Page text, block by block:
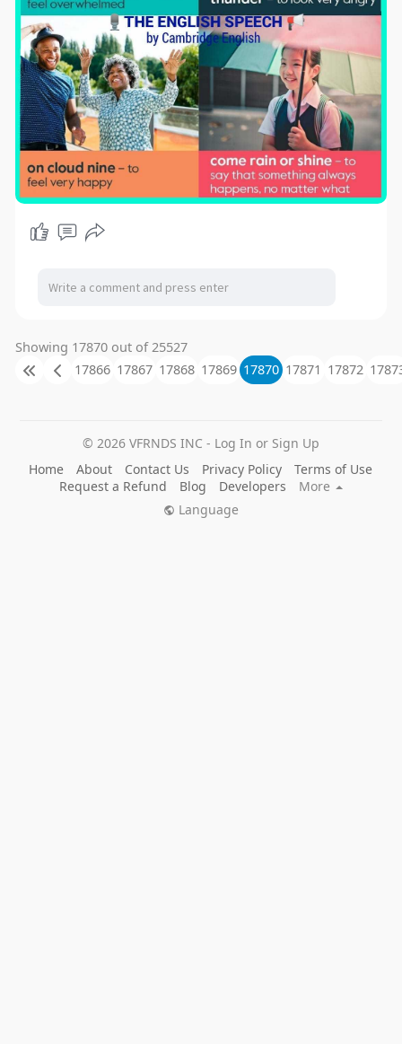
Showing 17870 out of 25527
17866 17867 17868 17869 17870 17871 17872
© 2026 VFRNDS INC - Log In or Sign Up
Home
About Contact Us Privacy Policy
Terms of Use
Request a Refund
Blog Developers
More
Language